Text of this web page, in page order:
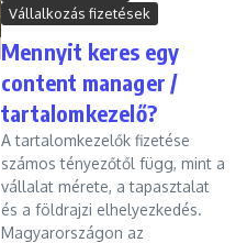
Vállalkozás fizetések
Mennyit keres egy
content manager /
tartalomkezelő?
A tartalomkezelők fizetése
számos tényezőtől függ, mint a
vállalat mérete, a tapasztalat
és a földrajzi elhelyezkedés.
Magyarországon az